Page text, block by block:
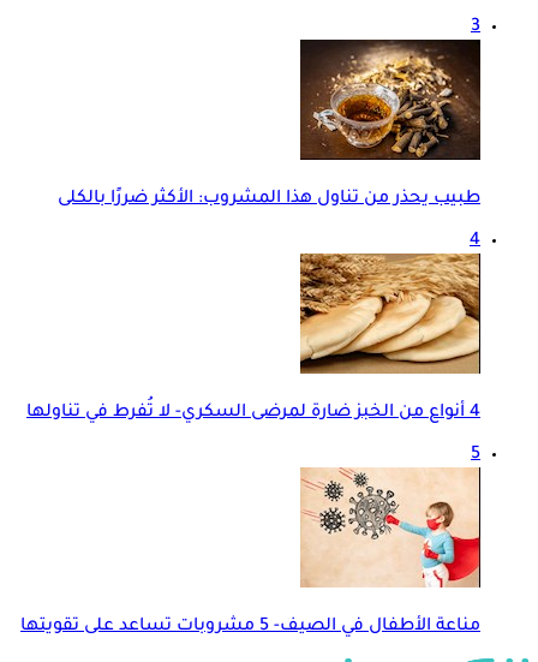
3
طبيب يحذر من تناول هذا المشروب: الأكثر ضررًا بالكلى
4
4 أنواع من الخبز ضارة لمرضى السكري- لا تُفرط في تناولها
5
مناعة الأطفال في الصيف- 5 مشروبات تساعد على تقويتها